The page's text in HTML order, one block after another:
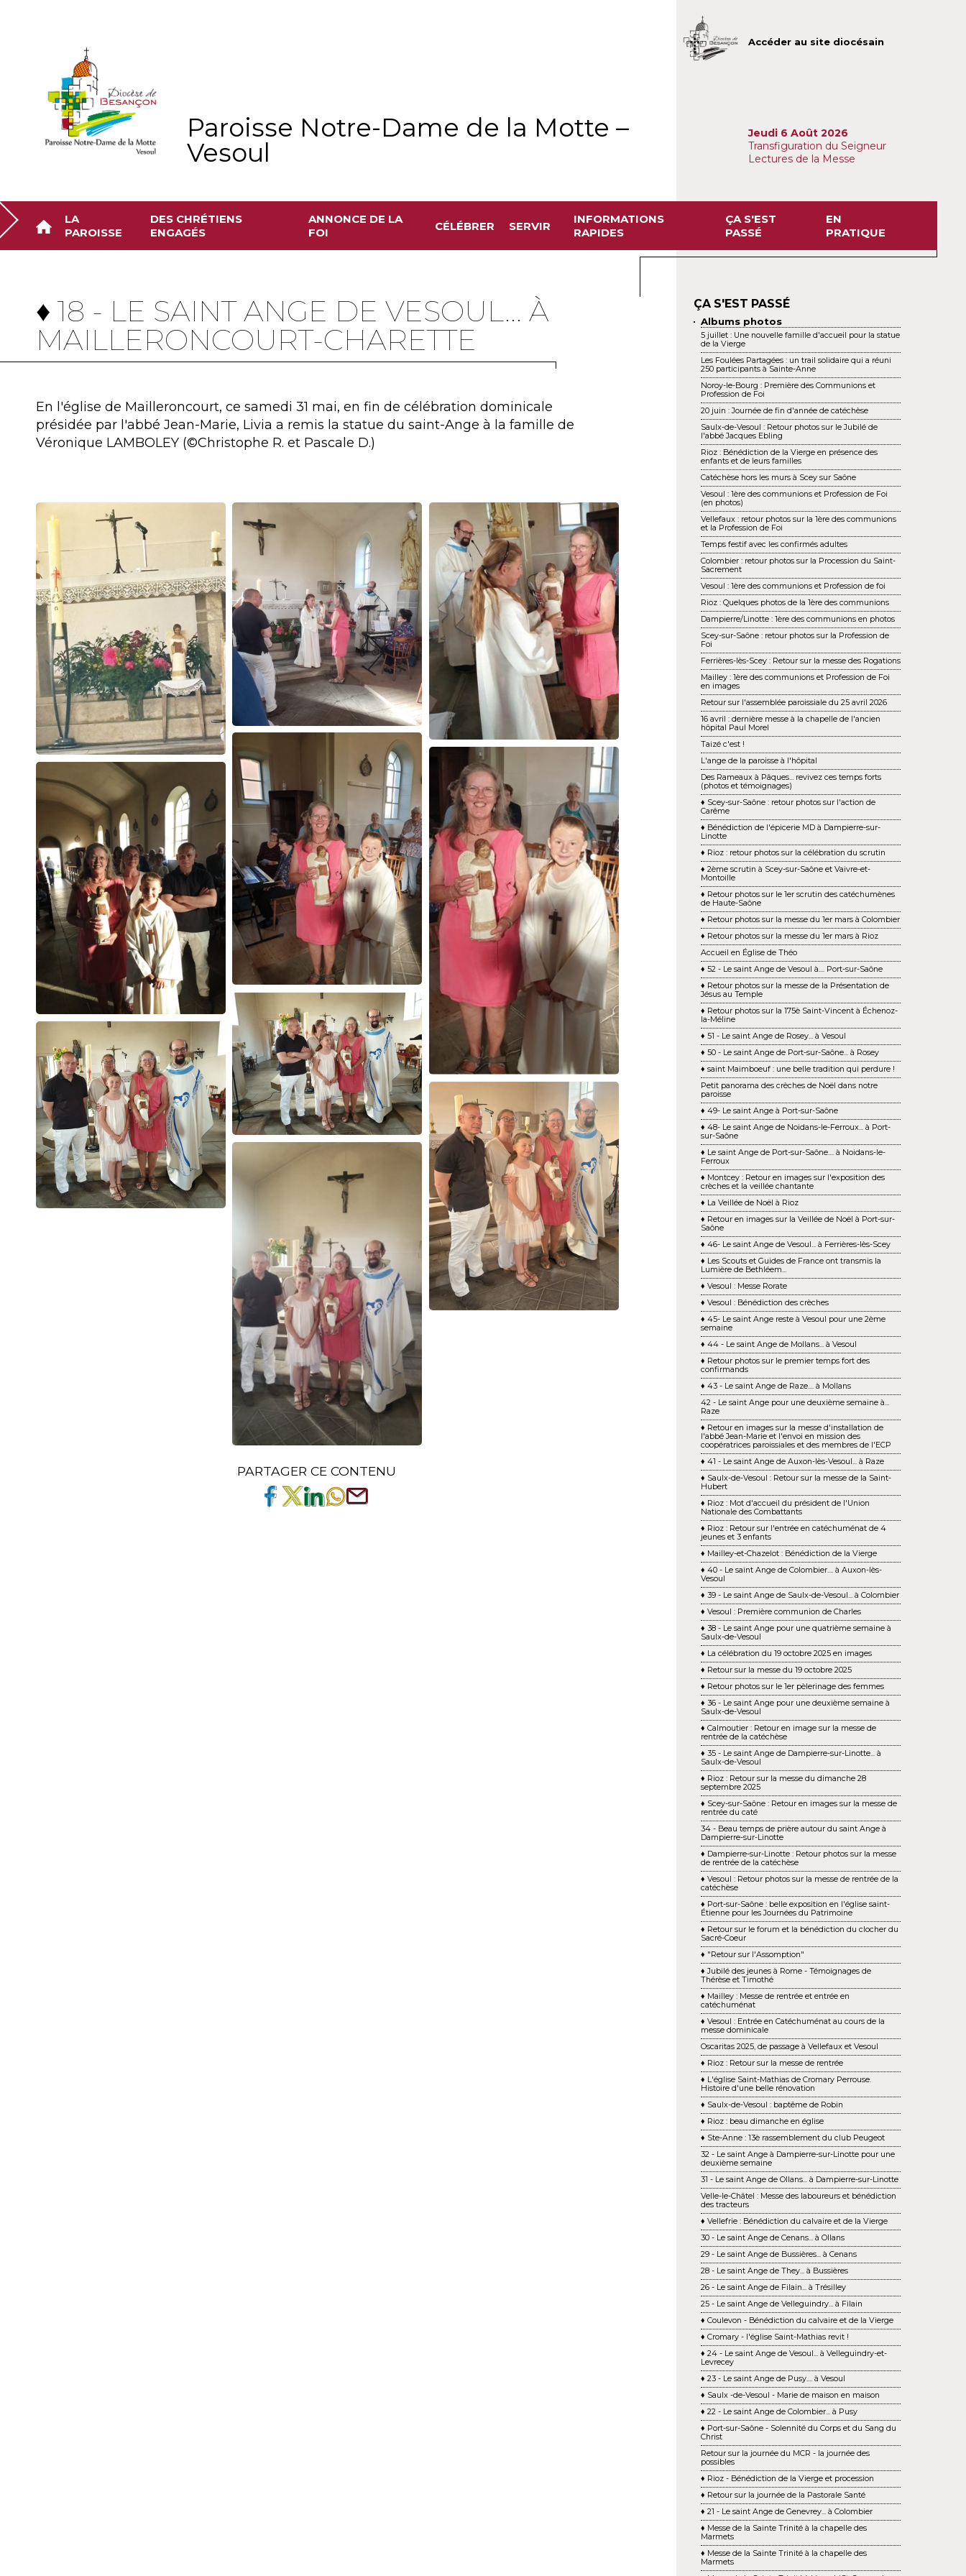
Accéder au site diocésain
Paroisse Notre-Dame de la Motte –
Vesoul
Jeudi 6 Août 2026
Transfiguration du Seigneur
Lectures de la Messe
LA
PAROISSE
DES CHRÉTIENS
ENGAGÉS
ANNONCE DE LA
FOI
CÉLÉBRER SERVIR
INFORMATIONS
RAPIDES
ÇA S'EST
PASSÉ
EN
PRATIQUE
♦ 18 - LE SAINT ANGE DE VESOUL... À
MAILLERONCOURT-CHARETTE
En l'église de Mailleroncourt, ce samedi 31 mai, en fin de célébration dominicale
présidée par l'abbé Jean-Marie, Livia a remis la statue du saint-Ange à la famille de
Véronique LAMBOLEY (©Christophe R. et Pascale D.)
PARTAGER CE CONTENU
ÇA S'EST PASSÉ
Albums photos
5 juillet : Une nouvelle famille d'accueil pour la statue
de la Vierge
Les Foulées Partagées : un trail solidaire qui a réuni
250 participants à Sainte-Anne
Noroy-le-Bourg : Première des Communions et
Profession de Foi
20 juin : Journée de fin d'année de catéchèse
Saulx-de-Vesoul : Retour photos sur le Jubilé de
l'abbé Jacques Ebling
Rioz : Bénédiction de la Vierge en présence des
enfants et de leurs familles
Catéchèse hors les murs à Scey sur Saône
Vesoul : 1ère des communions et Profession de Foi
(en photos)
Vellefaux : retour photos sur la 1ère des communions
et la Profession de Foi
Temps festif avec les confirmés adultes
Colombier : retour photos sur la Procession du Saint-
Sacrement
Vesoul : 1ère des communions et Profession de foi
Rioz : Quelques photos de la 1ère des communions
Dampierre/Linotte : 1ère des communions en photos
Scey-sur-Saône : retour photos sur la Profession de
Foi
Ferrières-lès-Scey : Retour sur la messe des Rogations
Mailley : 1ère des communions et Profession de Foi
en images
Retour sur l'assemblée paroissiale du 25 avril 2026
16 avril : dernière messe à la chapelle de l'ancien
hôpital Paul Morel
Taizé c'est !
L'ange de la paroisse à l'hôpital
Des Rameaux à Pâques... revivez ces temps forts
(photos et témoignages)
♦ Scey-sur-Saône : retour photos sur l'action de
Carême
♦ Bénédiction de l'épicerie MD à Dampierre-sur-
Linotte
♦ Rioz : retour photos sur la célébration du scrutin
♦ 2ème scrutin à Scey-sur-Saône et Vaivre-et-
Montoille
♦ Retour photos sur le 1er scrutin des catéchumènes
de Haute-Saône
♦ Retour photos sur la messe du 1er mars à Colombier
♦ Retour photos sur la messe du 1er mars à Rioz
Accueil en Église de Théo
♦ 52 - Le saint Ange de Vesoul à.... Port-sur-Saône
♦ Retour photos sur la messe de la Présentation de
Jésus au Temple
♦ Retour photos sur la 175è Saint-Vincent à Échenoz-
la-Méline
♦ 51 - Le saint Ange de Rosey... à Vesoul
♦ 50 - Le saint Ange de Port-sur-Saône... à Rosey
♦ saint Maimboeuf : une belle tradition qui perdure !
Petit panorama des crèches de Noël dans notre
paroisse
♦ 49- Le saint Ange à Port-sur-Saône
♦ 48- Le saint Ange de Noidans-le-Ferroux... à Port-
sur-Saône
♦ Le saint Ange de Port-sur-Saône.... à Noidans-le-
Ferroux
♦ Montcey : Retour en images sur l'exposition des
crèches et la veillée chantante
♦ La Veillée de Noël à Rioz
♦ Retour en images sur la Veillée de Noël à Port-sur-
Saône
♦ 46- Le saint Ange de Vesoul... à Ferrières-lès-Scey
♦ Les Scouts et Guides de France ont transmis la
Lumière de Bethléem...
♦ Vesoul : Messe Rorate
♦ Vesoul : Bénédiction des crèches
♦ 45- Le saint Ange reste à Vesoul pour une 2ème
semaine
♦ 44 - Le saint Ange de Mollans... à Vesoul
♦ Retour photos sur le premier temps fort des
confirmands
♦ 43 - Le saint Ange de Raze.... à Mollans
42 - Le saint Ange pour une deuxième semaine à...
Raze
♦ Retour en images sur la messe d'installation de
l'abbé Jean-Marie et l'envoi en mission des
coopératrices paroissiales et des membres de l'ECP
♦ 41 - Le saint Ange de Auxon-lès-Vesoul... à Raze
♦ Saulx-de-Vesoul : Retour sur la messe de la Saint-
Hubert
♦ Rioz : Mot d'accueil du président de l'Union
Nationale des Combattants
♦ Rioz : Retour sur l'entrée en catéchuménat de 4
jeunes et 3 enfants
♦ Mailley-et-Chazelot : Bénédiction de la Vierge
♦ 40 - Le saint Ange de Colombier.... à Auxon-lès-
Vesoul
♦ 39 - Le saint Ange de Saulx-de-Vesoul... à Colombier
♦ Vesoul : Première communion de Charles
♦ 38 - Le saint Ange pour une quatrième semaine à
Saulx-de-Vesoul
♦ La célébration du 19 octobre 2025 en images
♦ Retour sur la messe du 19 octobre 2025
♦ Retour photos sur le 1er pèlerinage des femmes
♦ 36 - Le saint Ange pour une deuxième semaine à
Saulx-de-Vesoul
♦ Calmoutier : Retour en image sur la messe de
rentrée de la catéchèse
♦ 35 - Le saint Ange de Dampierre-sur-Linotte... à
Saulx-de-Vesoul
♦ Rioz : Retour sur la messe du dimanche 28
septembre 2025
♦ Scey-sur-Saône : Retour en images sur la messe de
rentrée du caté
34 - Beau temps de prière autour du saint Ange à
Dampierre-sur-Linotte
♦ Dampierre-sur-Linotte : Retour photos sur la messe
de rentrée de la catéchèse
♦ Vesoul : Retour photos sur la messe de rentrée de la
catéchèse
♦ Port-sur-Saône : belle exposition en l'église saint-
Étienne pour les Journées du Patrimoine
♦ Retour sur le forum et la bénédiction du clocher du
Sacré-Coeur
♦ "Retour sur l'Assomption"
♦ Jubilé des jeunes à Rome - Témoignages de
Thérèse et Timothé
♦ Mailley : Messe de rentrée et entrée en
catéchuménat
♦ Vesoul : Entrée en Catéchuménat au cours de la
messe dominicale
Oscaritas 2025, de passage à Vellefaux et Vesoul
♦ Rioz : Retour sur la messe de rentrée
♦ L'église Saint-Mathias de Cromary Perrouse.
Histoire d'une belle rénovation
♦ Saulx-de-Vesoul : baptême de Robin
♦ Rioz : beau dimanche en église
♦ Ste-Anne : 13è rassemblement du club Peugeot
32 - Le saint Ange à Dampierre-sur-Linotte pour une
deuxième semaine
31 - Le saint Ange de Ollans... à Dampierre-sur-Linotte
Velle-le-Châtel : Messe des laboureurs et bénédiction
des tracteurs
♦ Vellefrie : Bénédiction du calvaire et de la Vierge
30 - Le saint Ange de Cenans... à Ollans
29 - Le saint Ange de Bussières... à Cenans
28 - Le saint Ange de They... à Bussières
26 - Le saint Ange de Filain... à Trésilley
25 - Le saint Ange de Velleguindry... à Filain
♦ Coulevon - Bénédiction du calvaire et de la Vierge
♦ Cromary - l'église Saint-Mathias revit !
♦ 24 - Le saint Ange de Vesoul... à Velleguindry-et-
Levrecey
♦ 23 - Le saint Ange de Pusy.... à Vesoul
♦ Saulx -de-Vesoul - Marie de maison en maison
♦ 22 - Le saint Ange de Colombier... à Pusy
♦ Port-sur-Saône - Solennité du Corps et du Sang du
Christ
Retour sur la journée du MCR - la journée des
possibles
♦ Rioz - Bénédiction de la Vierge et procession
♦ Retour sur la journée de la Pastorale Santé
♦ 21 - Le saint Ange de Genevrey... à Colombier
♦ Messe de la Sainte Trinité à la chapelle des
Marmets
♦ Messe de la Sainte Trinité à la chapelle des
Marmets